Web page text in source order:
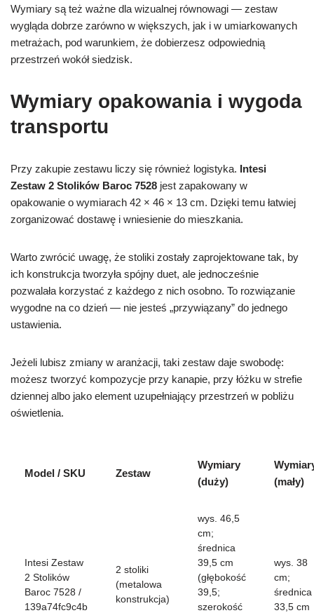
Wymiary są też ważne dla wizualnej równowagi — zestaw
wygląda dobrze zarówno w większych, jak i w umiarkowanych
metrażach, pod warunkiem, że dobierzesz odpowiednią
przestrzeń wokół siedzisk.
Wymiary opakowania i wygoda
transportu
Przy zakupie zestawu liczy się również logistyka. Intesi
Zestaw 2 Stolików Baroc 7528 jest zapakowany w
opakowanie o wymiarach 42 × 46 × 13 cm. Dzięki temu łatwiej
zorganizować dostawę i wniesienie do mieszkania.
Warto zwrócić uwagę, że stoliki zostały zaprojektowane tak, by
ich konstrukcja tworzyła spójny duet, ale jednocześnie
pozwalała korzystać z każdego z nich osobno. To rozwiązanie
wygodne na co dzień — nie jesteś „przywiązany” do jednego
ustawienia.
Jeżeli lubisz zmiany w aranżacji, taki zestaw daje swobodę:
możesz tworzyć kompozycje przy kanapie, przy łóżku w strefie
dziennej albo jako element uzupełniający przestrzeń w pobliżu
oświetlenia.
Model / SKU Zestaw
Wymiary
(duży)
(mały)
Intesi Zestaw
2 Stolików
Baroc 7528 /
139a74fc9c4b
2 stoliki
(metalowa
konstrukcja)
wys. 46,5
cm;
średnica
39,5 cm
(głębokość
39,5;
szerokość
wys. 38
cm;
średnica
33,5 cm